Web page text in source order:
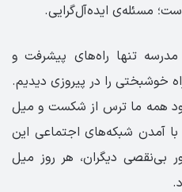
مسئله‌ی ایده‌آل‌گرایی.
تنها راه‌های پیشرفت و
خوشبختی را در پیروزی دیدیم.
همه‌ ما ترس از شکست و میل
آمدن شبکه‌های اجتماعی این
بی‌نقصی دیگران، هر روز میل‌